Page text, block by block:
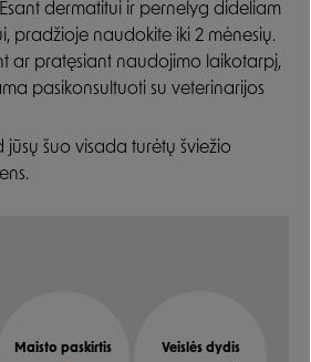
dermatitui ir pernelyg dideliam
pradžioje naudokite iki 2 mėnesių.
ar pratęsiant naudojimo laikotarpį,
pasikonsultuoti su veterinarijos
jūsų šuo visada turėtų šviežio
Maisto paskirtis
Veislės dydis